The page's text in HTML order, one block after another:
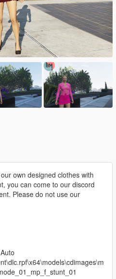
own designed clothes with
you can come to our discord
Please do not use our